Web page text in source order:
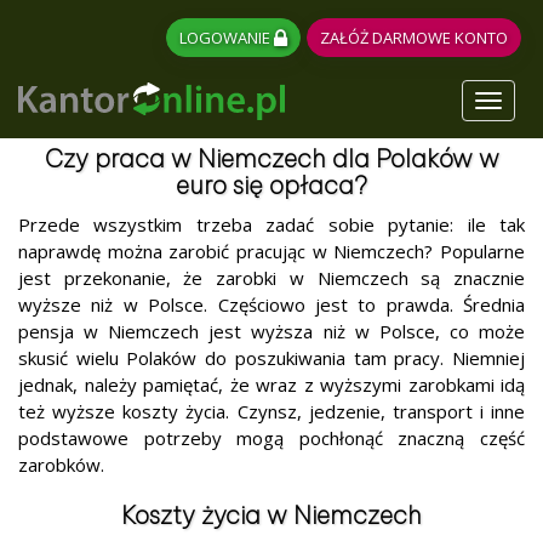
LOGOWANIE ZAŁÓŻ DARMOWE KONTO
Czy praca w Niemczech dla Polaków w
euro się opłaca?
Przede wszystkim trzeba zadać sobie pytanie: ile tak
naprawdę można zarobić pracując w Niemczech? Popularne
jest przekonanie, że zarobki w Niemczech są znacznie
wyższe niż w Polsce. Częściowo jest to prawda. Średnia
pensja w Niemczech jest wyższa niż w Polsce, co może
skusić wielu Polaków do poszukiwania tam pracy. Niemniej
jednak, należy pamiętać, że wraz z wyższymi zarobkami idą
też wyższe koszty życia. Czynsz, jedzenie, transport i inne
podstawowe potrzeby mogą pochłonąć znaczną część
zarobków.
Koszty życia w Niemczech